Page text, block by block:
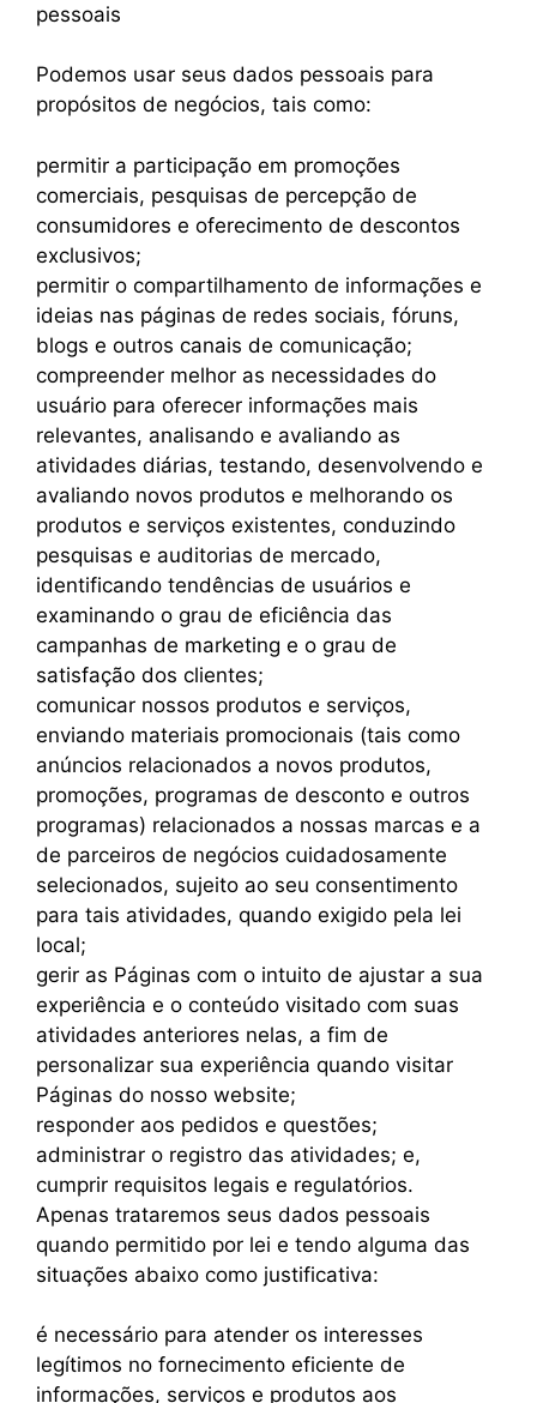
pessoais
Podemos usar seus dados pessoais para
propósitos de negócios, tais como:
permitir a participação em promoções
comerciais, pesquisas de percepção de
consumidores e oferecimento de descontos
exclusivos;
permitir o compartilhamento de informações e
ideias nas páginas de redes sociais, fóruns,
blogs e outros canais de comunicação;
compreender melhor as necessidades do
usuário para oferecer informações mais
relevantes, analisando e avaliando as
atividades diárias, testando, desenvolvendo e
avaliando novos produtos e melhorando os
produtos e serviços existentes, conduzindo
pesquisas e auditorias de mercado,
identificando tendências de usuários e
examinando o grau de eficiência das
campanhas de marketing e o grau de
satisfação dos clientes;
comunicar nossos produtos e serviços,
enviando materiais promocionais (tais como
anúncios relacionados a novos produtos,
promoções, programas de desconto e outros
programas) relacionados a nossas marcas e a
de parceiros de negócios cuidadosamente
selecionados, sujeito ao seu consentimento
para tais atividades, quando exigido pela lei
local;
gerir as Páginas com o intuito de ajustar a sua
experiência e o conteúdo visitado com suas
atividades anteriores nelas, a fim de
personalizar sua experiência quando visitar
Páginas do nosso website;
responder aos pedidos e questões;
administrar o registro das atividades; e,
cumprir requisitos legais e regulatórios.
Apenas trataremos seus dados pessoais
quando permitido por lei e tendo alguma das
situações abaixo como justificativa:
é necessário para atender os interesses
legítimos no fornecimento eficiente de
informações, serviços e produtos aos